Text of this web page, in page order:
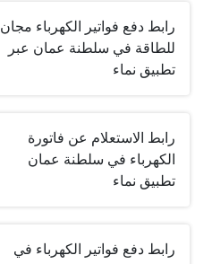
رابط دفع فواتير الكهرباء مجان
للطاقة في سلطنة عمان عبر
تطبيق نماء
رابط الاستعلام عن فاتورة
الكهرباء في سلطنة عمان
تطبيق نماء
رابط دفع فواتير الكهرباء في